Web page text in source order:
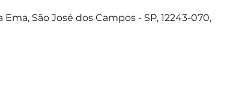
São José dos Campos - SP, 12243-070,